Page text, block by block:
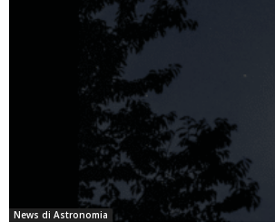
News di Astronomia